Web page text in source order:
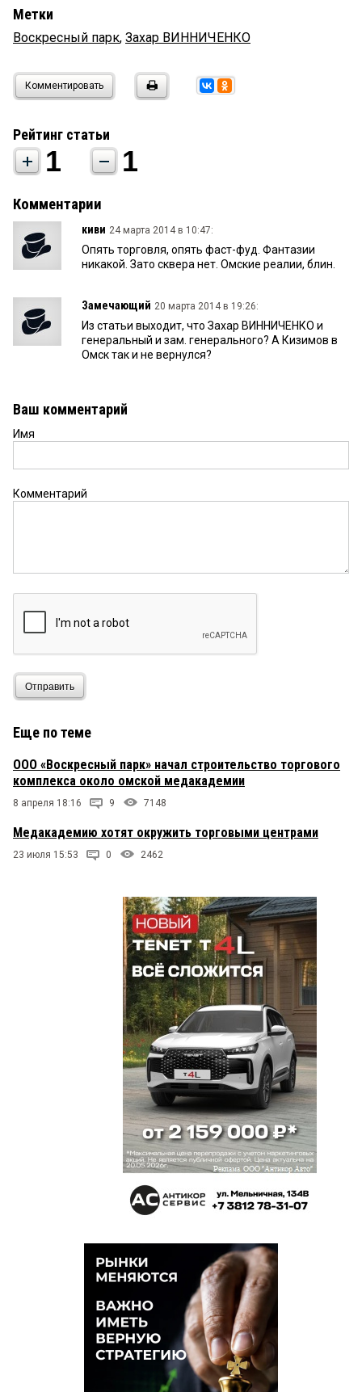
Метки
Воскресный парк, Захар ВИННИЧЕНКО
Комментировать
Рейтинг статьи
1 1
Комментарии
киви 24 марта 2014 в 10:47:
Опять торговля, опять фаст-фуд. Фантазии
никакой. Зато сквера нет. Омские реалии, блин.
Замечающий 20 марта 2014 в 19:26:
Из статьи выходит, что Захар ВИННИЧЕНКО и
генеральный и зам. генерального? А Кизимов в
Омск так и не вернулся?
Ваш комментарий
Имя
Комментарий
Отправить
Еще по теме
ООО «Воскресный парк» начал строительство торгового
комплекса около омской медакадемии
8 апреля 18:16 9 7148
Медакадемию хотят окружить торговыми центрами
23 июля 15:53 0 2462